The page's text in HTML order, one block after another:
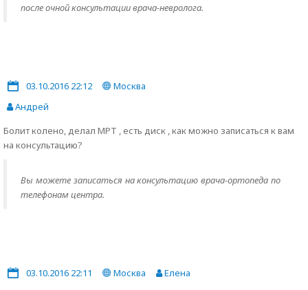
после очной консультации врача-невролога.
03.10.2016 22:12
Москва
Андрей
Болит колено, делал МРТ , есть диск , как можно записаться к вам
на консультацию?
Вы можете записаться на консультацию врача-ортопеда по
телефонам центра.
03.10.2016 22:11 Москва
Елена